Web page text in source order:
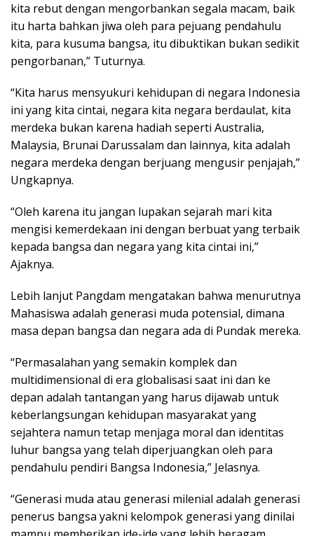
kita rebut dengan mengorbankan segala macam, baik
itu harta bahkan jiwa oleh para pejuang pendahulu
kita, para kusuma bangsa, itu dibuktikan bukan sedikit
pengorbanan,” Tuturnya.
“Kita harus mensyukuri kehidupan di negara Indonesia
ini yang kita cintai, negara kita negara berdaulat, kita
merdeka bukan karena hadiah seperti Australia,
Malaysia, Brunai Darussalam dan lainnya, kita adalah
negara merdeka dengan berjuang mengusir penjajah,”
Ungkapnya.
“Oleh karena itu jangan lupakan sejarah mari kita
mengisi kemerdekaan ini dengan berbuat yang terbaik
kepada bangsa dan negara yang kita cintai ini,”
Ajaknya.
Lebih lanjut Pangdam mengatakan bahwa menurutnya
Mahasiswa adalah generasi muda potensial, dimana
masa depan bangsa dan negara ada di Pundak mereka.
“Permasalahan yang semakin komplek dan
multidimensional di era globalisasi saat ini dan ke
depan adalah tantangan yang harus dijawab untuk
keberlangsungan kehidupan masyarakat yang
sejahtera namun tetap menjaga moral dan identitas
luhur bangsa yang telah diperjuangkan oleh para
pendahulu pendiri Bangsa Indonesia,” Jelasnya.
“Generasi muda atau generasi milenial adalah generasi
penerus bangsa yakni kelompok generasi yang dinilai